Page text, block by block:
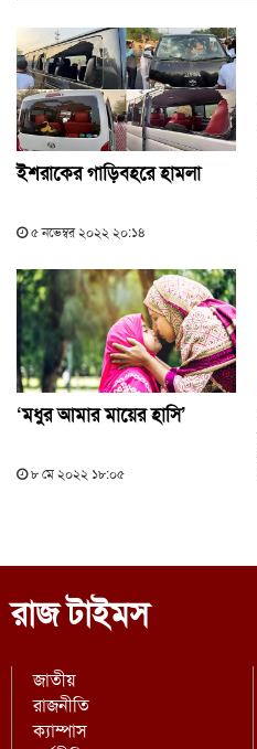
ইশরাকের গাড়িবহরে হামলা
৫ নভেম্বর ২০২২ ২০:১৪
‘মধুর আমার মায়ের হাসি’
৮ মে ২০২২ ১৮:০৫
রাজ টাইমস
জাতীয়
রাজনীতি
ক্যাম্পাস